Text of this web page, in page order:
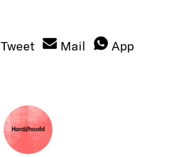
Tweet Mail App